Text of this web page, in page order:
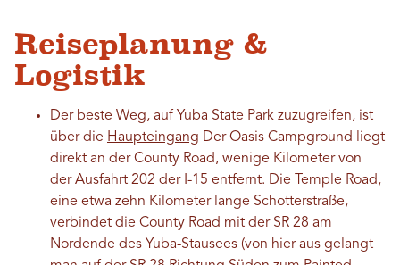
Reiseplanung &
Logistik
Der beste Weg, auf Yuba State Park zuzugreifen, ist
über die Haupteingang Der Oasis Campground liegt
direkt an der County Road, wenige Kilometer von
der Ausfahrt 202 der I-15 entfernt. Die Temple Road,
eine etwa zehn Kilometer lange Schotterstraße,
verbindet die County Road mit der SR 28 am
Nordende des Yuba-Stausees (von hier aus gelangt